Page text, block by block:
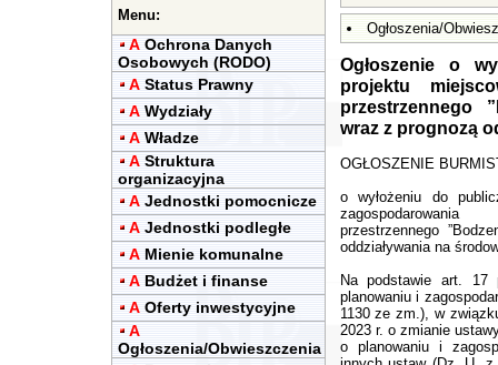
Menu:
A Ochrona Danych
Osobowych (RODO)
A Status Prawny
A Wydziały
A Władze
A Struktura
organizacyjna
A Jednostki pomocnicze
A Jednostki podległe
A Mienie komunalne
A Budżet i finanse
A Oferty inwestycyjne
A
Ogłoszenia/Obwieszczenia
Ogłoszenia/
Ogłoszenie o
projektu
przestrzennego
wraz z prognozą
OGŁOSZENIE
o wyłożeniu do
zagospodarowania
przestrzennego
oddziaływania na
Na podstawie art.
planowaniu i
1130 ze zm.), w
2023 r. o zmianie
o planowaniu i